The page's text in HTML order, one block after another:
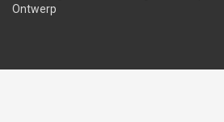
Ontwerp